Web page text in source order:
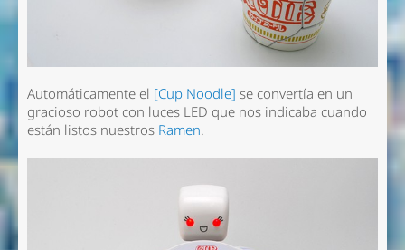
Automáticamente el [Cup Noodle] se convertía en un
gracioso robot con luces LED que nos indicaba cuando
están listos nuestros Ramen.